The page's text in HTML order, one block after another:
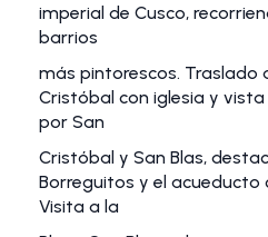
imperial de Cusco,
barrios
más pintorescos. Traslado
Cristóbal con iglesia y
por San
Cristóbal y San Blas,
Borreguitos y el acueducto
Visita a la